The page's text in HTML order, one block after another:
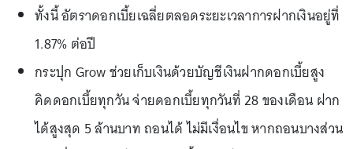
ทั้งนี้ อัตราดอกเบี้ยเฉลี่ยตลอดระยะเวลาการฝากเงินอยู่ที่
1.87% ต่อปี
กระปุก Grow ช่วยเก็บเงินด้วยบัญชีเงินฝากดอกเบี้ยสูง
คิดดอกเบี้ยทุกวัน จ่ายดอกเบี้ยทุกวันที่ 28 ของเดือน ฝาก
ได้สูงสุด 5 ล้านบาท ถอนได้ ไม่มีเงื่อนไข หากถอนบางส่วน